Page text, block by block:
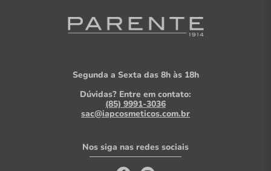
Segunda a Sexta das 8h às 18h
Dúvidas? Entre em contato:
(85) 9991-3036
sac@iapcosmeticos.com.br
Nos siga nas redes sociais